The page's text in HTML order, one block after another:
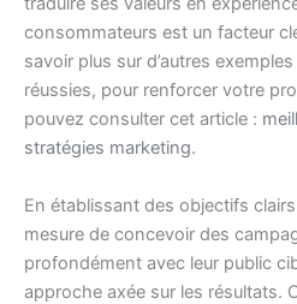
consommateurs est un facteur
savoir plus sur d’autres
réussies, pour renforcer votre
pouvez consulter cet article :
stratégies marketing.
En établissant des objectifs
mesure de concevoir des
profondément avec leur public
approche axée sur les résultats.